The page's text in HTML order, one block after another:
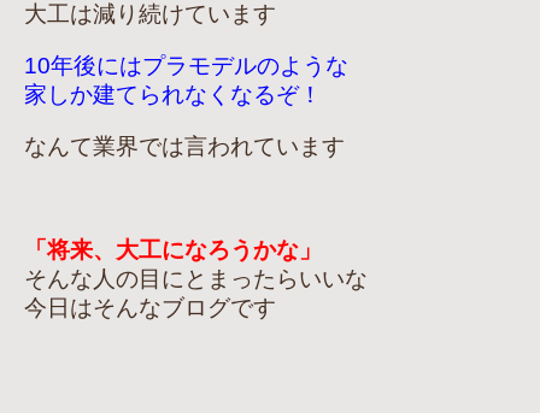
大工は減り続けています
10年後にはプラモデルのような
家しか建てられなくなるぞ！
なんて業界では言われています
「将来、大工になろうかな」
そんな人の目にとまったらいいな
今日はそんなブログです